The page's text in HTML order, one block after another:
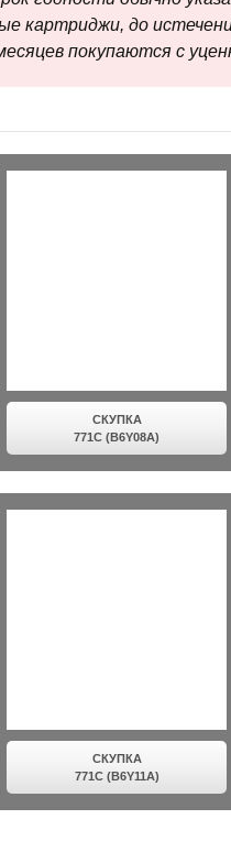
картриджи, до
покупаются с
СКУПКА
771C (B6Y08A)
СКУПКА
771C (B6Y11A)